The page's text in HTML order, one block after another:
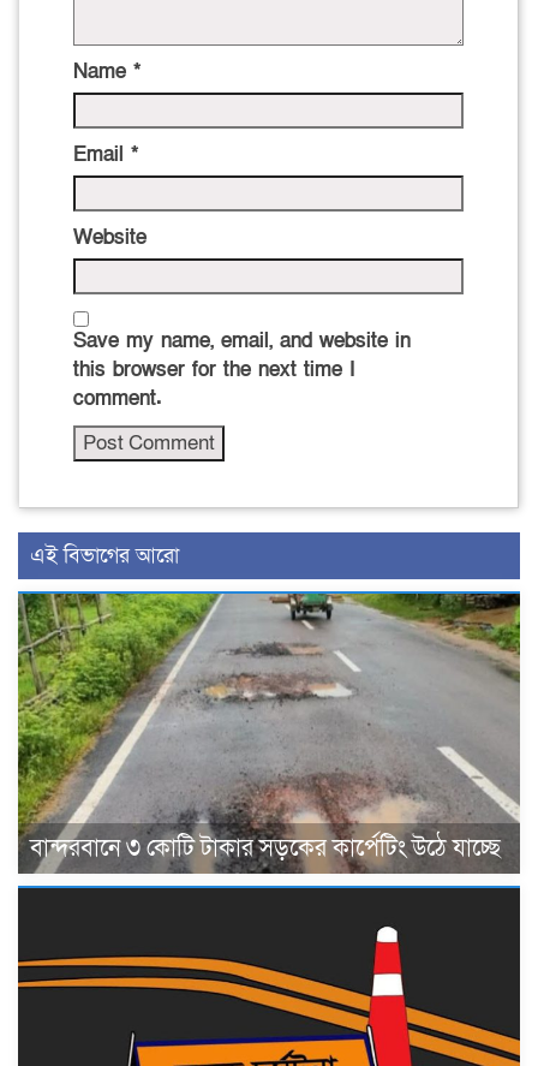
Name *
Email *
Website
Save my name, email, and website in
this browser for the next time I
comment.
এই বিভাগের আরো
বান্দরবানে ৩ কোটি টাকার সড়কের কার্পেটিং উঠে যাচ্ছে